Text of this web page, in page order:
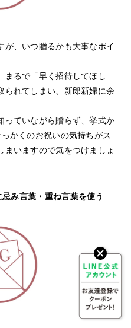
が、いつ贈るかも大事なポイ
まるで「早く招待してほし
られてしまい、新郎新婦に余
っていながら贈らず、挙式か
かくのお祝いの気持ちがス
まいますので気をつけましょ
み言葉・重ね言葉を使う